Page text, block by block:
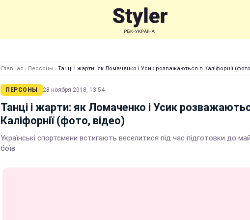
Главная › Персоны › Танці і жарти: як Ломаченко і Усик розважаються в Каліфорнії
ПЕРСОНЫ 28 ноября 2018, 13:54
Танці і жарти: як Ломаченко і Усик
Каліфорнії (фото, відео)
Українські спортсмени встигають веселитися під час підготовки до
боїв